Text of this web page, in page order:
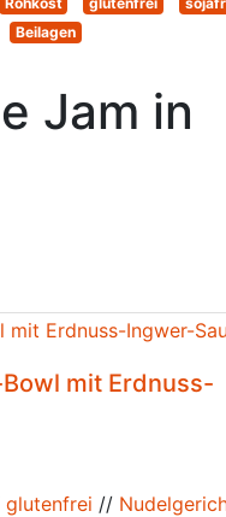
Beilagen
Jam in
mit Erdnuss-
glutenfrei //